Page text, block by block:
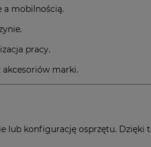
a mobilnością.
pracy.
akcesoriów marki.
lub konfigurację osprzętu. Dzięki